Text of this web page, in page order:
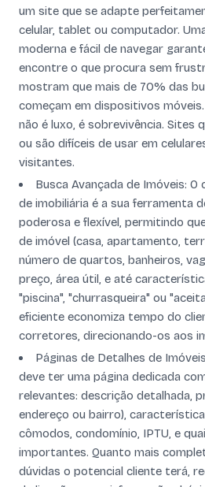
um site que se adapte
celular, tablet ou computador.
moderna e fácil de navegar
encontre o que procura sem
mostram que mais de 70% das
começam em dispositivos
não é luxo, é sobrevivência. Sites
ou são difíceis de usar em
visitantes.
Busca Avançada de Imóveis:
de imobiliária é a sua ferramenta
poderosa e flexível, permitindo
de imóvel (casa, apartamento,
número de quartos, banheiros,
preço, área útil, e até
"piscina", "churrasqueira" ou
eficiente economiza tempo do
corretores, direcionando-os aos
Páginas de Detalhes de
deve ter uma página dedicada
relevantes: descrição detalhada,
endereço ou bairro),
cômodos, condomínio, IPTU, e
importantes. Quanto mais
dúvidas o potencial cliente terá,